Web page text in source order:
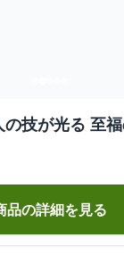
技が光る 至
品の詳細を見る